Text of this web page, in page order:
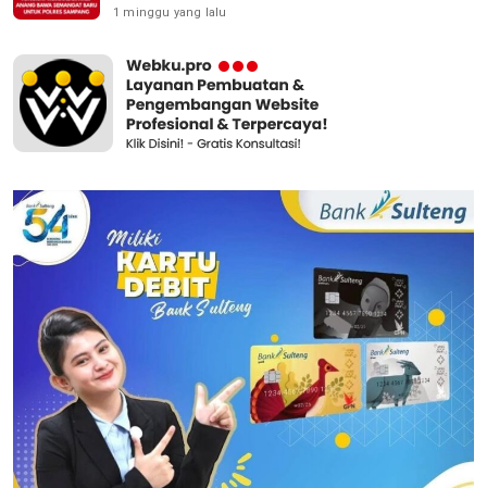
1 minggu yang lalu